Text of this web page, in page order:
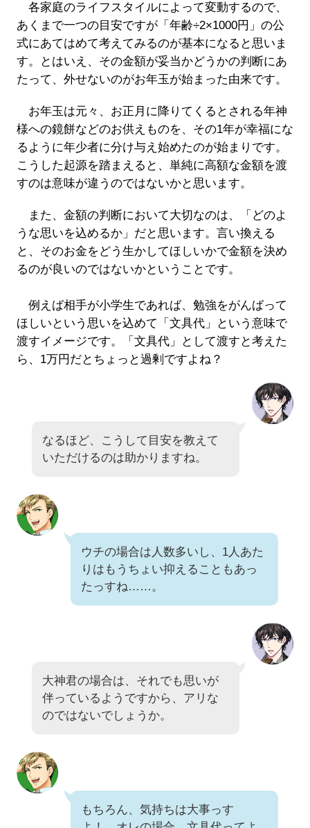
各家庭のライフスタイルによって変動するので、
あくまで一つの目安ですが「年齢÷2×1000円」の公
式にあてはめて考えてみるのが基本になると思いま
す。とはいえ、その金額が妥当かどうかの判断にあ
たって、外せないのがお年玉が始まった由来です。
お年玉は元々、お正月に降りてくるとされる年神
様への鏡餅などのお供えものを、その1年が幸福にな
るように年少者に分け与え始めたのが始まりです。
こうした起源を踏まえると、単純に高額な金額を渡
すのは意味が違うのではないかと思います。
また、金額の判断において大切なのは、「どのよ
うな思いを込めるか」だと思います。言い換える
と、そのお金をどう生かしてほしいかで金額を決め
るのが良いのではないかということです。
例えば相手が小学生であれば、勉強をがんばって
ほしいという思いを込めて「文具代」という意味で
渡すイメージです。「文具代」として渡すと考えた
ら、1万円だとちょっと過剰ですよね？
なるほど、こうして目安を教えて
いただけるのは助かりますね。
ウチの場合は人数多いし、1人あた
りはもうちょい抑えることもあっ
たっすね……。
大神君の場合は、それでも思いが
伴っているようですから、アリな
のではないでしょうか。
もちろん、気持ちは大事っす